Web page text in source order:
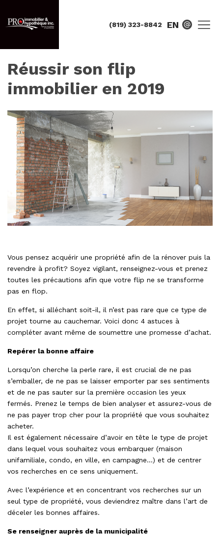
(819) 323-8842 EN
Réussir son flip
immobilier en 2019
Vous pensez acquérir une propriété afin de la rénover puis la
revendre à profit? Soyez vigilant, renseignez-vous et prenez
toutes les précautions afin que votre flip ne se transforme
pas en flop.
En effet, si alléchant soit-il, il n’est pas rare que ce type de
projet tourne au cauchemar. Voici donc 4 astuces à
compléter avant même de soumettre une promesse d’achat.
Repérer la bonne affaire
Lorsqu’on cherche la perle rare, il est crucial de ne pas
s’emballer, de ne pas se laisser emporter par ses sentiments
et de ne pas sauter sur la première occasion les yeux
fermés. Prenez le temps de bien analyser et assurez-vous de
ne pas payer trop cher pour la propriété que vous souhaitez
acheter.
Il est également nécessaire d’avoir en tête le type de projet
dans lequel vous souhaitez vous embarquer (maison
unifamiliale, condo, en ville, en campagne…) et de centrer
vos recherches en ce sens uniquement.
Avec l’expérience et en concentrant vos recherches sur un
seul type de propriété, vous deviendrez maître dans l’art de
déceler les bonnes affaires.
Se renseigner auprès de la municipalité